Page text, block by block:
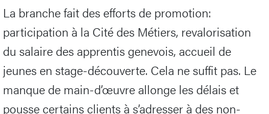
La branche fait des efforts de promotion:
participation à la Cité des Métiers, revalorisation
du salaire des apprentis genevois, accueil de
jeunes en stage-découverte. Cela ne suffit pas. Le
manque de main-d’œuvre allonge les délais et
pousse certains clients à s’adresser à des non-